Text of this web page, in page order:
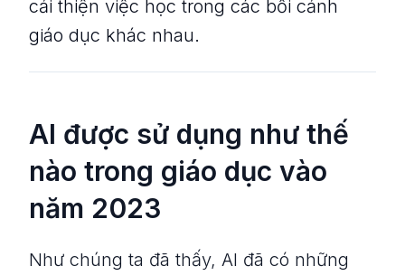
cải thiện việc học trong các bối cảnh
giáo dục khác nhau.
AI được sử dụng như thế
nào trong giáo dục vào
năm 2023
Như chúng ta đã thấy, AI đã có những